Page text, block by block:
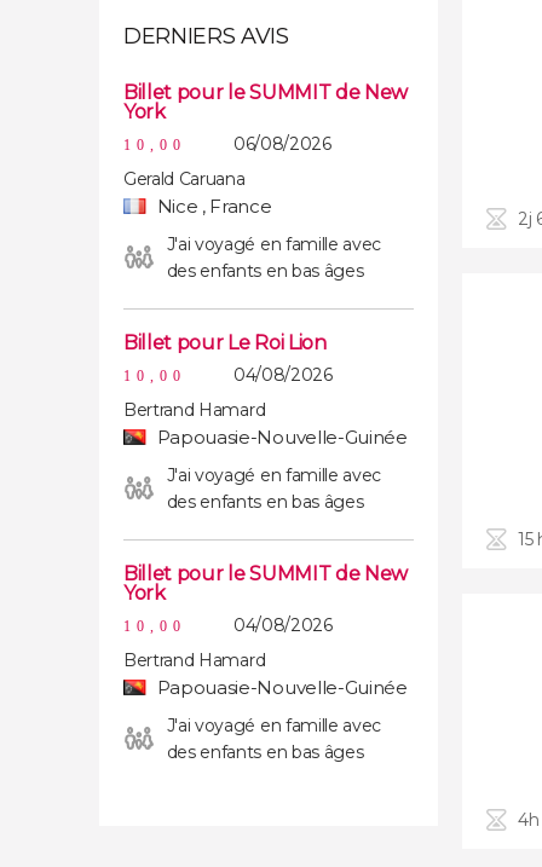
DERNIERS AVIS
Billet pour le SUMMIT de New
York
10,00
06/08/2026
Gerald Caruana
Nice , France
J'ai voyagé en famille avec
des enfants en bas âges
Billet pour Le Roi Lion
10,00
04/08/2026
Bertrand Hamard
Papouasie-Nouvelle-Guinée
J'ai voyagé en famille avec
des enfants en bas âges
Billet pour le SUMMIT de New
York
10,00
04/08/2026
Bertrand Hamard
Papouasie-Nouvelle-Guinée
J'ai voyagé en famille avec
des enfants en bas âges
2j
15
4h